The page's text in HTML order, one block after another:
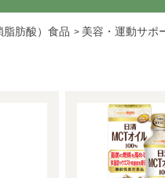
脂肪酸）食品 > 美容・運動サポ